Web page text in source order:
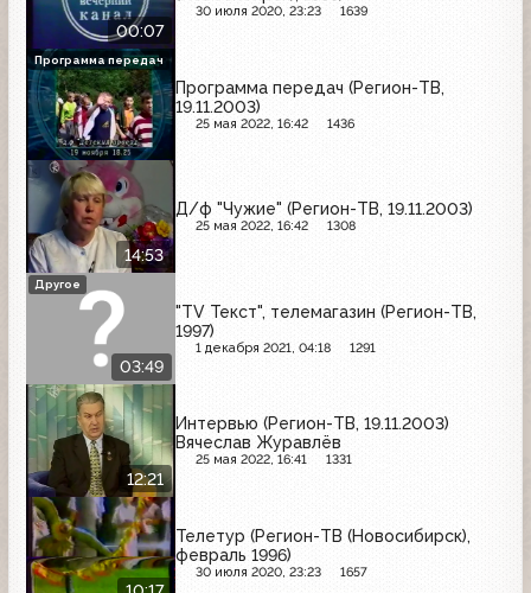
00:07
30 июля 2020, 23:23 1639
Программа передач (Регион-ТВ,
19.11.2003)
25 мая 2022, 16:42 1436
Программа передач
14:53
Д/ф "Чужие" (Регион-ТВ, 19.11.2003)
25 мая 2022, 16:42 1308
03:49
"TV Текст", телемагазин (Регион-ТВ,
1997)
1 декабря 2021, 04:18 1291
Другое
12:21
Интервью (Регион-ТВ, 19.11.2003)
Вячеслав Журавлёв
25 мая 2022, 16:41 1331
Телетур (Регион-ТВ (Новосибирск),
февраль 1996)
30 июля 2020, 23:23 1657